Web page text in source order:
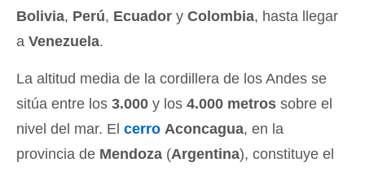
Bolivia, Perú, Ecuador y Colombia, hasta llegar
a Venezuela.
La altitud media de la cordillera de los Andes se
sitúa entre los 3.000 y los 4.000 metros sobre el
nivel del mar. El cerro Aconcagua, en la
provincia de Mendoza (Argentina), constituye el